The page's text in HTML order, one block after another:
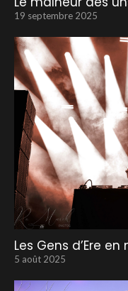
19 septembre 2025
Les Gens d’Ere
5 août 2025